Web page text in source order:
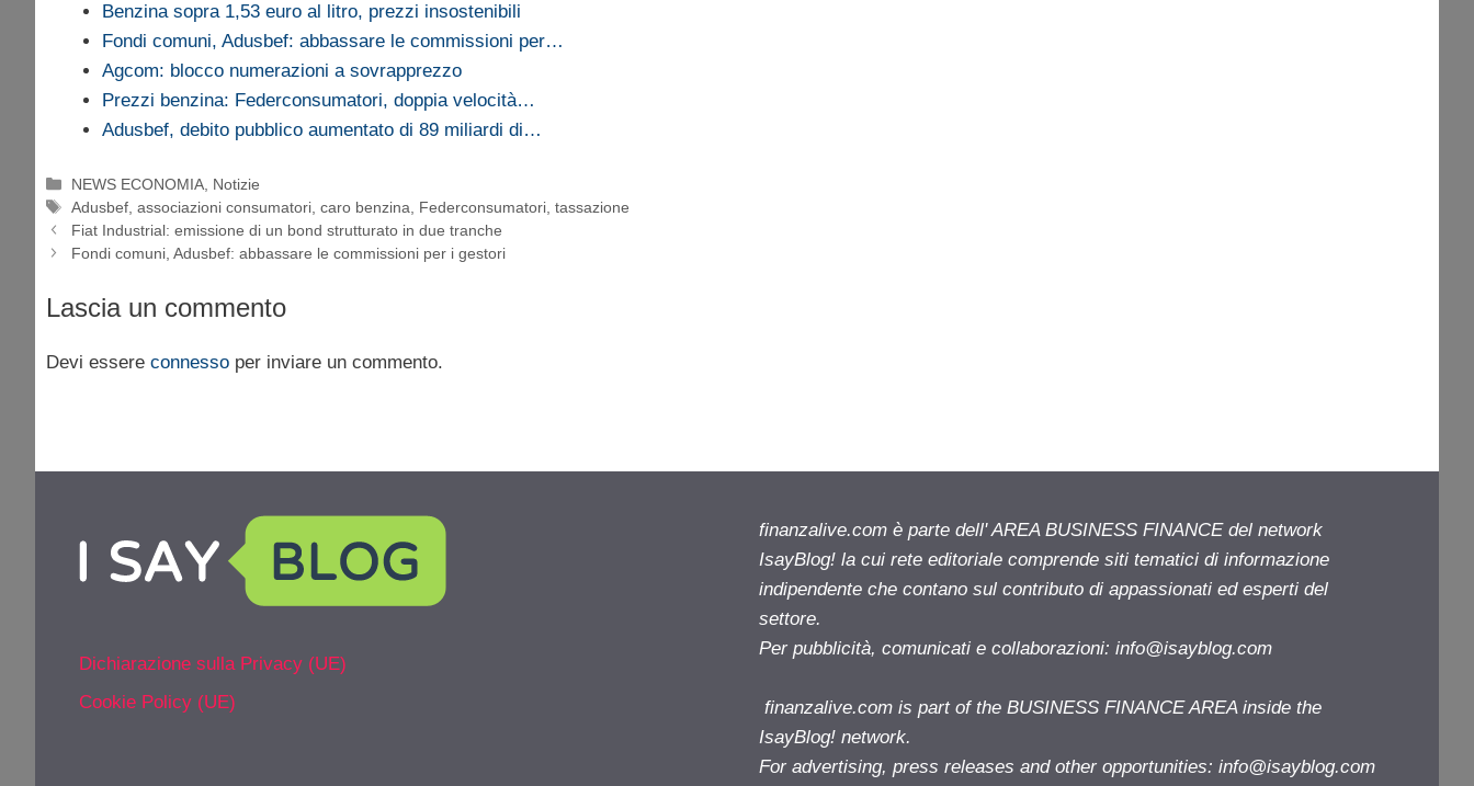
Benzina sopra 1,53 euro al litro, prezzi insostenibili
Fondi comuni, Adusbef: abbassare le commissioni per…
Agcom: blocco numerazioni a sovrapprezzo
Prezzi benzina: Federconsumatori, doppia velocità…
Adusbef, debito pubblico aumentato di 89 miliardi di…
Categorie
NEWS ECONOMIA Notizie
Tag
Adusbef ,associazioni consumatori ,caro benzina Federconsumatori ,tassazione
Fiat Industrial: emissione di un bond strutturato in due tranche
Fondi comuni, Adusbef: abbassare le commissioni per i gestori
Lascia un commento
Devi essere connesso per inviare un commento.
Dichiarazione sulla Privacy (UE)
Cookie Policy (UE)
finanzalive.com è parte dell' AREA BUSINESS FINANCE del network
IsayBlog! la cui rete editoriale comprende siti tematici di informazione
indipendente che contano sul contributo di appassionati ed esperti del
settore.
Per pubblicità, comunicati e collaborazioni: info@isayblog.com
finanzalive.com is part of the BUSINESS FINANCE AREA inside the
IsayBlog! network.
For advertising, press releases and other opportunities: info@isayblog.com